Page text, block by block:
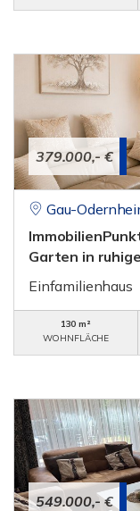
379.000,- €
Gau-
Garten in
Einfamilienhaus
130 m²
WOHNFLÄCHE
549.000,- €